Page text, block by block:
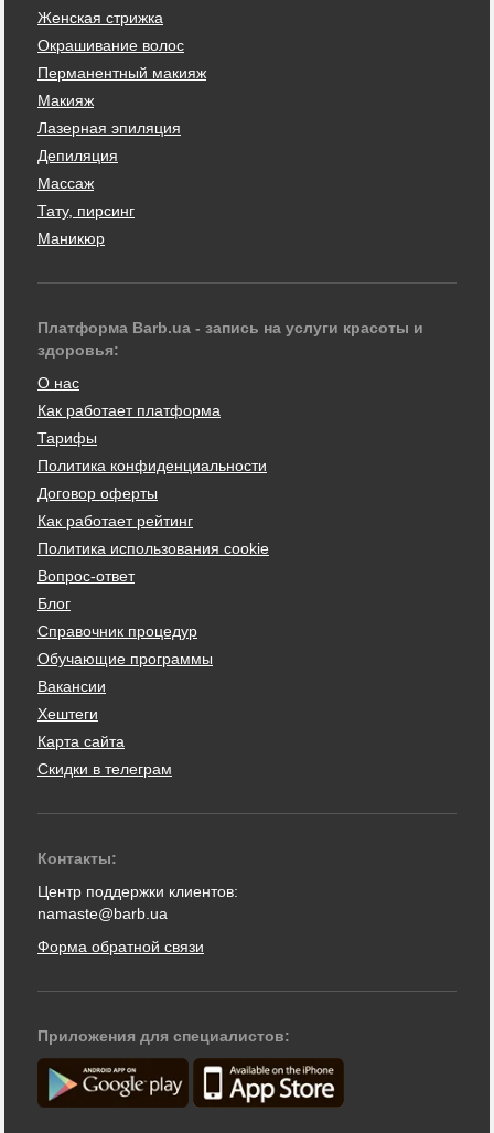
Женская стрижка
Окрашивание волос
Перманентный макияж
Макияж
Лазерная эпиляция
Депиляция
Массаж
Тату, пирсинг
Маникюр
Платформа Barb.ua - запись на услуги красоты и
здоровья:
О нас
Как работает платформа
Тарифы
Политика конфиденциальности
Договор оферты
Как работает рейтинг
Политика использования cookie
Вопрос-ответ
Блог
Справочник процедур
Обучающие программы
Вакансии
Хештеги
Карта сайта
Скидки в телеграм
Контакты:
Центр поддержки клиентов:
namaste@barb.ua
Форма обратной связи
Приложения для специалистов: